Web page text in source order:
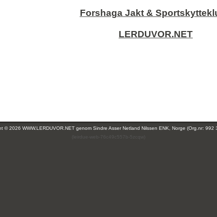
Forshaga Jakt &
LERDUVOR.NET
© 2026 WWW.LERDUVOR.NET genom Sindre Asser Netland Nilssen ENK, Norge (Org.nr: 992
(leirdue-web-76c49c557b-5zcqw)